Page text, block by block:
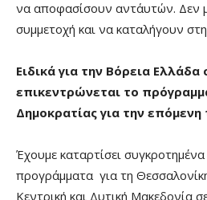
να αποφασίσουν αντ΄αυτών. Δεν
συμμετοχή και να καταλήγουν
Ειδικά για την Βόρεια
επικεντρώνεται το
Δημοκρατίας για την επόμενη
Έχουμε καταρτίσει
προγράμματα για τη
Κεντρική και Δυτική Μακεδονία